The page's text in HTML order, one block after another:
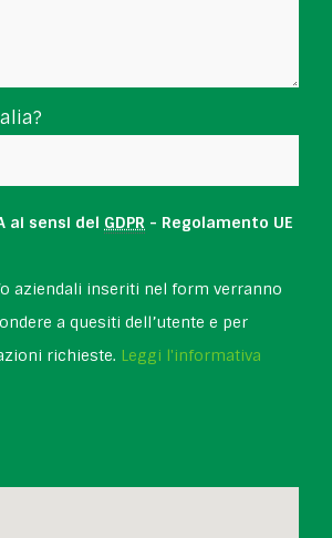
ai sensi del GDPR - Regolamento UE
aziendali inseriti nel form verranno
a quesiti dell’utente e per
richieste. Leggi l'informativa